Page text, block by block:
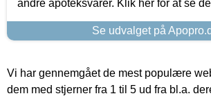
andre apoteksvarer. Klik her for at se
Se udvalget på
Vi har gennemgået de mest populære
dem med stjerner fra 1 til 5 ud fra bl.a.